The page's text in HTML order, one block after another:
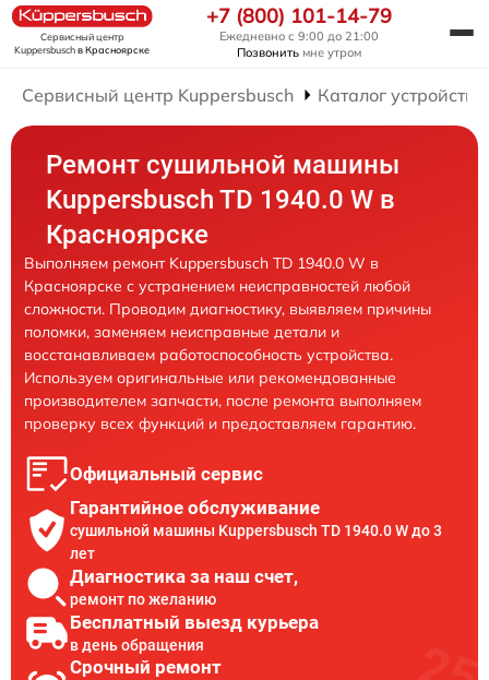
Сервисный центр
Kuppersbuschв Красноярске
+7 (800) 101-14-79
Ежедневно с 9:00 до 21:00
Позвонить мне утром
Сервисный центр Kuppersbusch Каталог устройств
Ремонт сушильной машины
Kuppersbusch TD 1940.0 W в
Красноярске
Выполняем ремонт Kuppersbusch TD 1940.0 W в
Красноярске с устранением неисправностей любой
сложности. Проводим диагностику, выявляем причины
поломки, заменяем неисправные детали и
восстанавливаем работоспособность устройства.
Используем оригинальные или рекомендованные
производителем запчасти, после ремонта выполняем
проверку всех функций и предоставляем гарантию.
Официальный сервис
Гарантийное обслуживание
сушильной машины Kuppersbusch TD 1940.0 W до 3
лет
Диагностика за наш счет,
ремонт по желанию
Бесплатный выезд курьера
в день обращения
Срочный ремонт